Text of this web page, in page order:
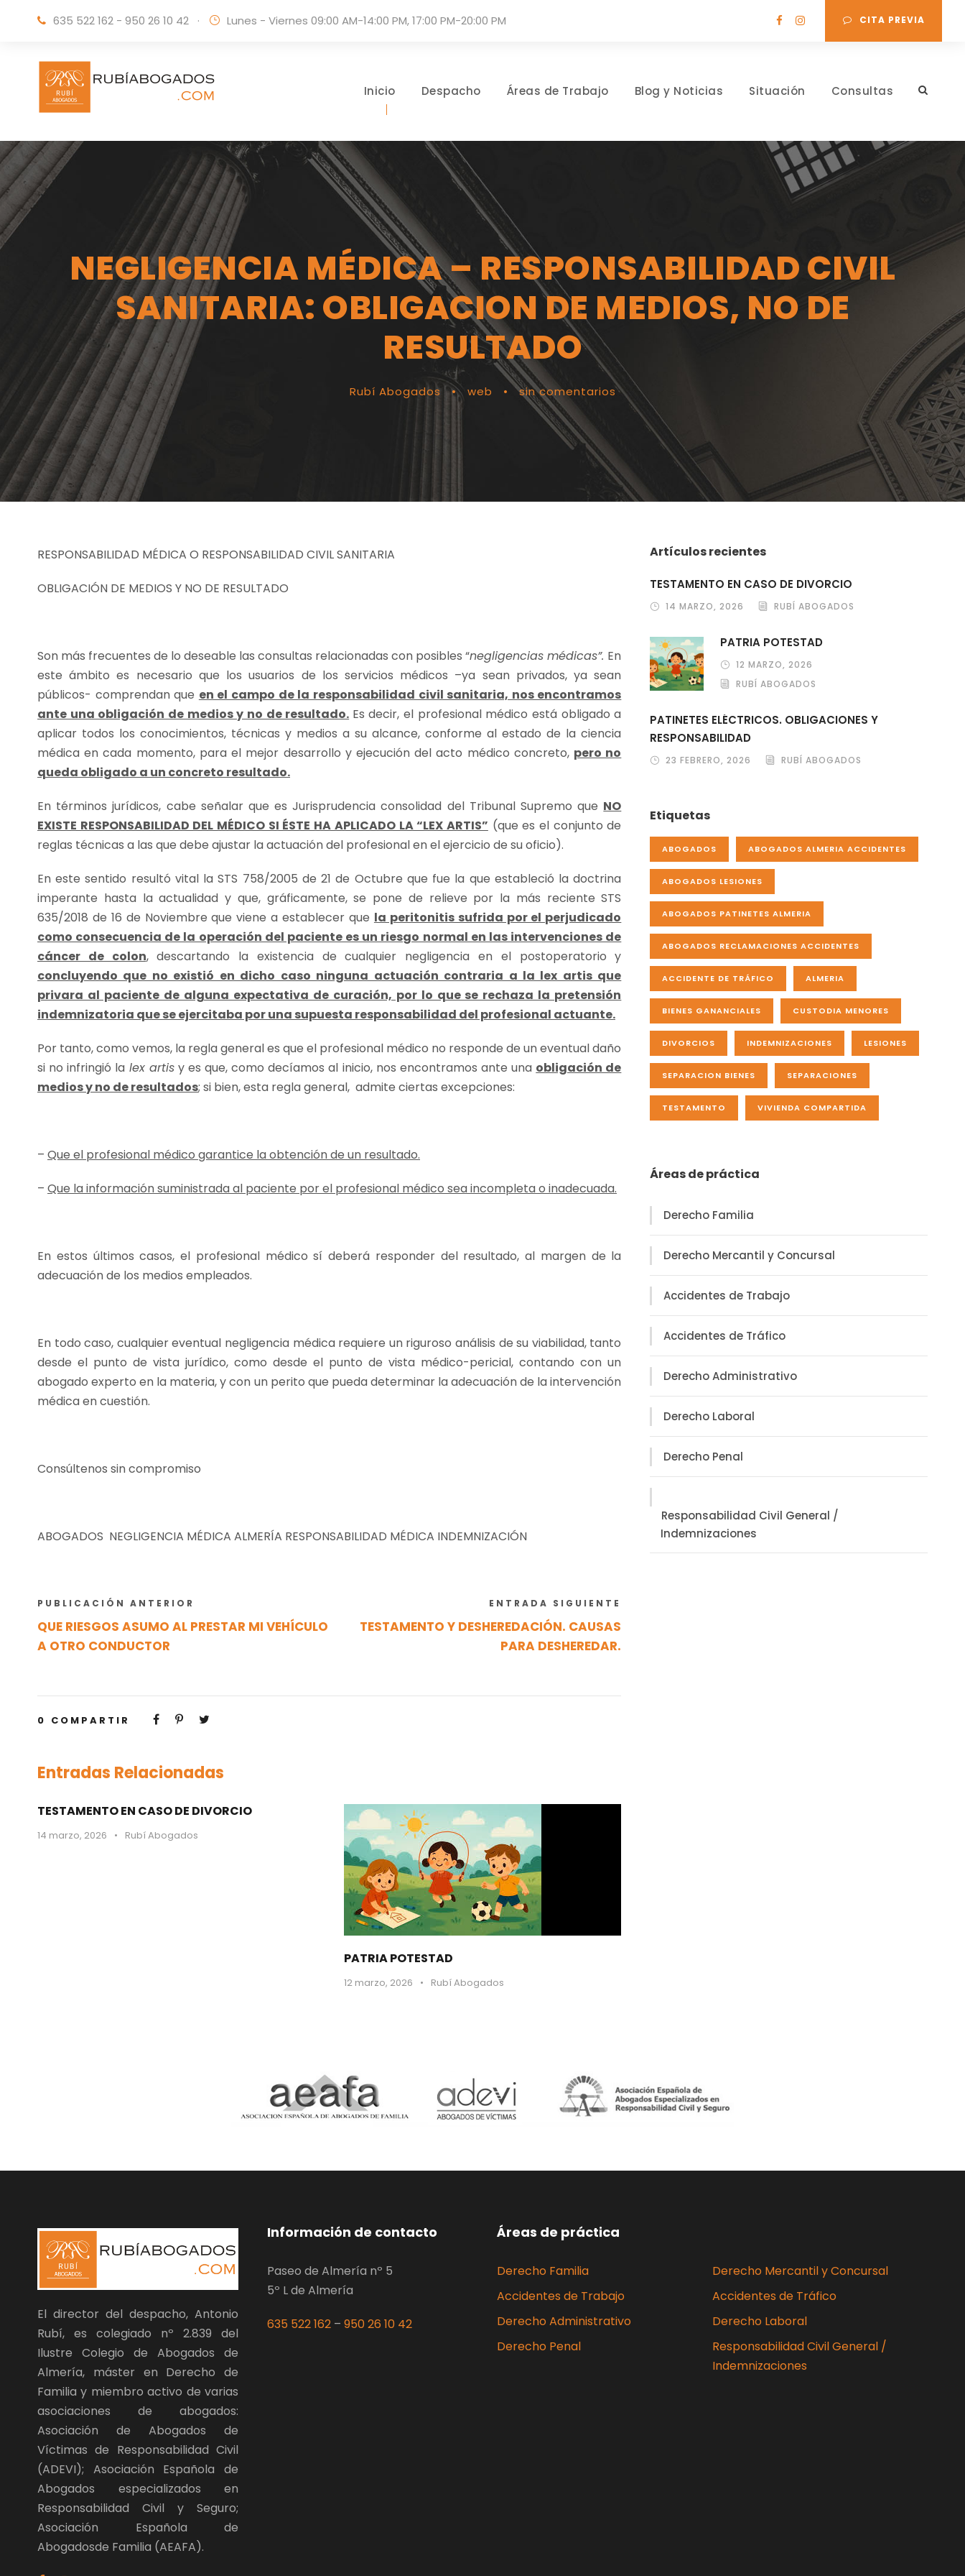
635 522 162 - 950 26 10 42 · Lunes - Viernes 09:00 AM-14:00 PM, 17:00 PM-20:00 PM CITA PREVIA
Inicio Despacho Áreas de Trabajo Blog y Noticias Situación Consultas
NEGLIGENCIA MÉDICA – RESPONSABILIDAD CIVIL
SANITARIA: OBLIGACION DE MEDIOS, NO DE
RESULTADO
Rubí Abogados • web • sin comentarios
RESPONSABILIDAD MÉDICA O RESPONSABILIDAD CIVIL SANITARIA
OBLIGACIÓN DE MEDIOS Y NO DE RESULTADO
Son más frecuentes de lo deseable las consultas relacionadas con posibles “negligencias médicas”. En
este ámbito es necesario que los usuarios de los servicios médicos –ya sean privados, ya sean
públicos- comprendan que en el campo de la responsabilidad civil sanitaria, nos encontramos
ante una obligación de medios y no de resultado. Es decir, el profesional médico está obligado a
aplicar todos los conocimientos, técnicas y medios a su alcance, conforme al estado de la ciencia
médica en cada momento, para el mejor desarrollo y ejecución del acto médico concreto, pero no
queda obligado a un concreto resultado.
En términos jurídicos, cabe señalar que es Jurisprudencia consolidad del Tribunal Supremo que NO
EXISTE RESPONSABILIDAD DEL MÉDICO SI ÉSTE HA APLICADO LA “LEX ARTIS” (que es el conjunto de
reglas técnicas a las que debe ajustar la actuación del profesional en el ejercicio de su oficio).
En este sentido resultó vital la STS 758/2005 de 21 de Octubre que fue la que estableció la doctrina
imperante hasta la actualidad y que, gráficamente, se pone de relieve por la más reciente STS
635/2018 de 16 de Noviembre que viene a establecer que la peritonitis sufrida por el perjudicado
como consecuencia de la operación del paciente es un riesgo normal en las intervenciones de
cáncer de colon, descartando la existencia de cualquier negligencia en el postoperatorio y
concluyendo que no existió en dicho caso ninguna actuación contraria a la lex artis que
privara al paciente de alguna expectativa de curación, por lo que se rechaza la pretensión
indemnizatoria que se ejercitaba por una supuesta responsabilidad del profesional actuante.
Por tanto, como vemos, la regla general es que el profesional médico no responde de un eventual daño
si no infringió la lex artisy es que, como decíamos al inicio, nos encontramos ante una obligación de
medios y no de resultados; si bien, esta regla general, admite ciertas excepciones:
– Que el profesional médico garantice la obtención de un resultado.
– Que la información suministrada al paciente por el profesional médico sea incompleta o inadecuada.
En estos últimos casos, el profesional médico sí deberá responder del resultado, al margen de la
adecuación de los medios empleados.
En todo caso, cualquier eventual negligencia médica requiere un riguroso análisis de su viabilidad, tanto
desde el punto de vista jurídico, como desde el punto de vista médico-pericial, contando con un
abogado experto en la materia, y con un perito que pueda determinar la adecuación de la intervención
médica en cuestión.
Consúltenos sin compromiso
ABOGADOS NEGLIGENCIA MÉDICA ALMERÍA RESPONSABILIDAD MÉDICA INDEMNIZACIÓN
PUBLICACIÓN ANTERIOR
QUE RIESGOS ASUMO AL PRESTAR MI VEHÍCULO
A OTRO CONDUCTOR
ENTRADA SIGUIENTE
TESTAMENTO Y DESHEREDACIÓN. CAUSAS
PARA DESHEREDAR.
0 COMPARTIR
Entradas Relacionadas
TESTAMENTO EN CASO DE DIVORCIO
14 marzo, 2026 • Rubí Abogados
PATRIA POTESTAD
12 marzo, 2026 • Rubí Abogados
Artículos recientes
TESTAMENTO EN CASO DE DIVORCIO
14 MARZO, 2026 RUBÍ ABOGADOS
PATRIA POTESTAD
12 MARZO, 2026
RUBÍ ABOGADOS
PATINETES ELÉCTRICOS. OBLIGACIONES Y
RESPONSABILIDAD
23 FEBRERO, 2026 RUBÍ ABOGADOS
Etiquetas
ABOGADOS ABOGADOS ALMERIA ACCIDENTES
ABOGADOS LESIONES
ABOGADOS PATINETES ALMERIA
ABOGADOS RECLAMACIONES ACCIDENTES
ACCIDENTE DE TRÁFICO ALMERIA
BIENES GANANCIALES CUSTODIA MENORES
DIVORCIOS INDEMNIZACIONES LESIONES
SEPARACION BIENES SEPARACIONES
TESTAMENTO VIVIENDA COMPARTIDA
Áreas de práctica
Derecho Familia
Derecho Mercantil y Concursal
Accidentes de Trabajo
Accidentes de Tráfico
Derecho Administrativo
Derecho Laboral
Derecho Penal
Responsabilidad Civil General /
Indemnizaciones
El director del despacho, Antonio
Rubí, es colegiado nº 2.839 del
Ilustre Colegio de Abogados de
Almería, máster en Derecho de
Familia y miembro activo de varias
asociaciones de abogados:
Asociación de Abogados de
Víctimas de Responsabilidad Civil
(ADEVI); Asociación Española de
Abogados especializados en
Responsabilidad Civil y Seguro;
Asociación Española de
Abogadosde Familia (AEAFA).
Información de contacto
Paseo de Almería nº 5
5º L de Almería
635 522 162 – 950 26 10 42
Áreas de práctica
Derecho Familia
Derecho Mercantil y Concursal
Accidentes de Trabajo
Accidentes de Tráfico
Derecho Administrativo
Derecho Laboral
Derecho Penal
Responsabilidad Civil General /
Indemnizaciones